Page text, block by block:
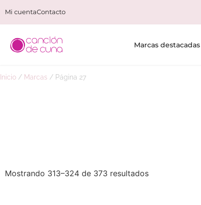
Mi cuentaContacto
Marcas destacadas
Inicio / Marcas / Página 27
Mostrando 313–324 de 373 resultados